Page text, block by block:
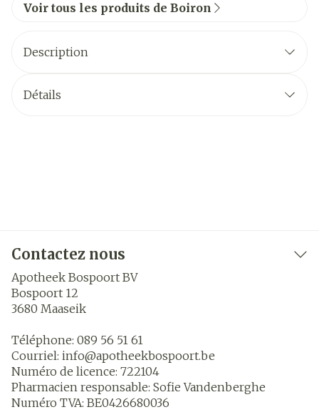
Voir tous les produits de Boiron
Description
Détails
Contactez nous
Apotheek Bospoort BV
Bospoort 12
3680 Maaseik
Téléphone: 089 56 51 61
Courriel: info@apotheekbospoort.be
Numéro de licence: 722104
Pharmacien responsable: Sofie Vandenberghe
Numéro TVA: BE0426680036